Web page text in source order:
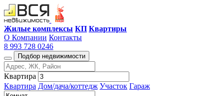
Жилые комплексы КП Квартиры
О Компании Контакты
8 993 728 0246
Подбор недвижимости
Квартира
Квартира Дом/дача/коттедж Участок Гараж